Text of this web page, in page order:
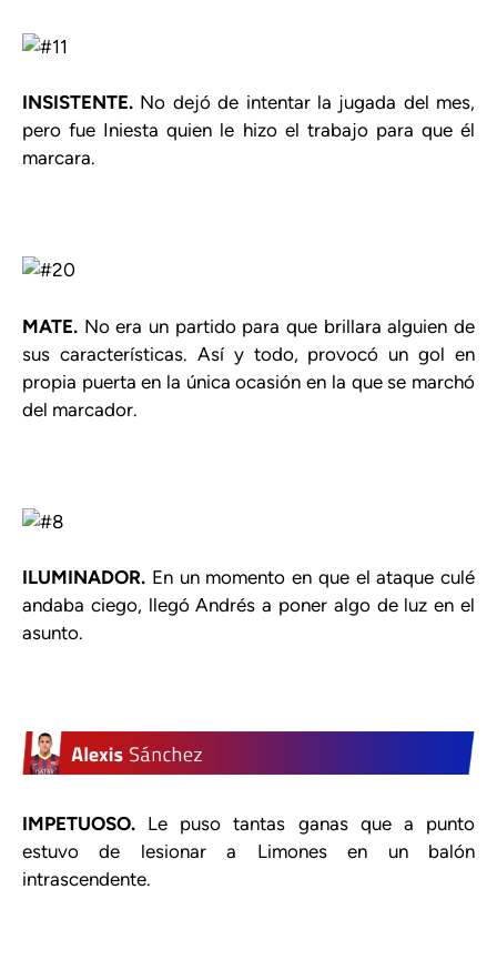
INSISTENTE. No dejó de intentar la jugada del mes,
pero fue Iniesta quien le hizo el trabajo para que él
marcara.
MATE. No era un partido para que brillara alguien de
sus características. Así y todo, provocó un gol en
propia puerta en la única ocasión en la que se marchó
del marcador.
ILUMINADOR. En un momento en que el ataque culé
andaba ciego, llegó Andrés a poner algo de luz en el
asunto.
IMPETUOSO. Le puso tantas ganas que a punto
estuvo de lesionar a Limones en un balón
intrascendente.